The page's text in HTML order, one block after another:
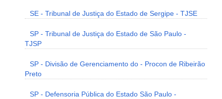
SE - Tribunal de Justiça do Estado de Sergipe - TJSE
SP - Tribunal de Justiça do Estado de São Paulo -
TJSP
SP - Divisão de Gerenciamento do - Procon de Ribeirão
Preto
SP - Defensoria Pública do Estado São Paulo -